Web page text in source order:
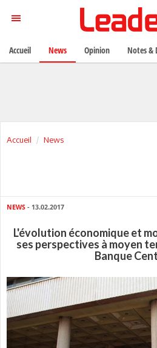
Accueil News
NEWS - 13.02.2017
L'évolution économique et
ses perspectives à moyen
Banque
Accueil News Opinion Notes &